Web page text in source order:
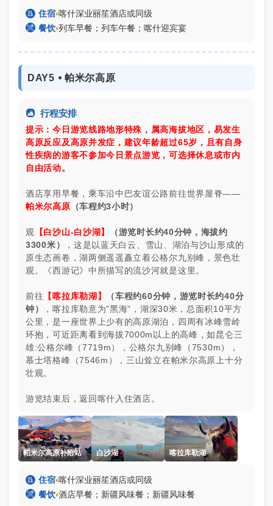
 住宿▪喀什深业丽笙酒店或同级
 餐饮▪列车早餐；列车午餐；喀什迎宾宴
DAY5 ⦁ 帕米尔高原
 行程安排
提示：今日游览线路地形特殊，属高海拔地区，易发生
高原反应及高原并发症，建议年龄超过65岁，且有自身
性疾病的游客不参加今日景点游览，可选择休息或市内
自由活动。
酒店享用早餐，乘车沿中巴友谊公路前往世界屋脊——
帕米尔高原 （车程约3小时）
观 【白沙山-白沙湖】
（游览时长约40分钟，海拔约
3300米）
，这是以蓝天白云、雪山、湖泊与沙山形成的
原生态画卷，湖两侧遥遥矗立着公格尔九别峰，景色壮
观。《西游记》中所描写的流沙河就是这里。
前往 【喀拉库勒湖】
（车程约60分钟，游览时长约40分
钟）
，喀拉库勒意为"黑海"，湖深30米，总面积10平方
公里，是一座世界上少有的高原湖泊，四周有冰峰雪岭
环抱，可近距离看到海拔7000m以上的高峰，如昆仑三
雄:公格尔峰（7719m），公格尔九别峰（7530m），
慕士塔格峰（7546m），三山耸立在帕米尔高原上十分
壮观。
游览结束后，返回喀什入住酒店。
帕米尔高原补给站 白沙湖 喀拉库勒湖
 住宿▪喀什深业丽笙酒店或同级
 餐饮▪酒店早餐；新疆风味餐；新疆风味餐